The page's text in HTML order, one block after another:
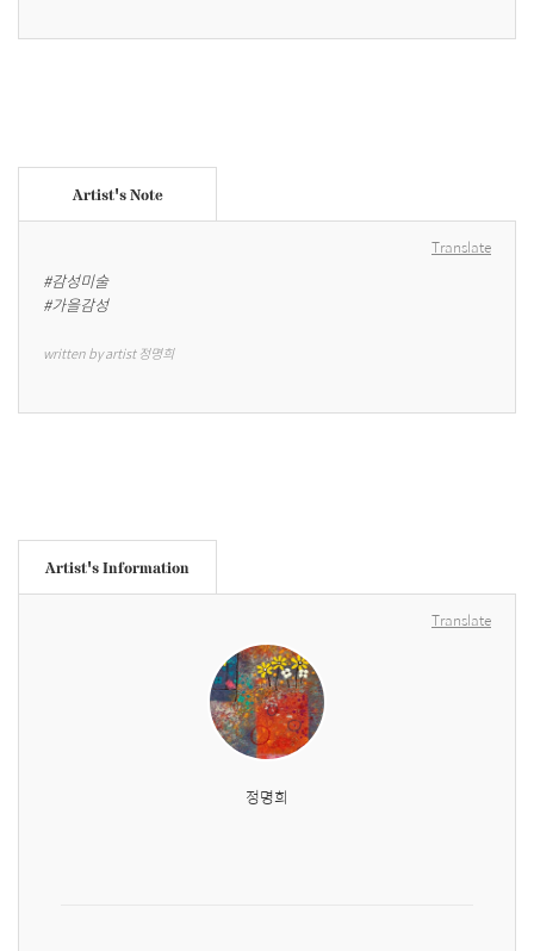
Artist's Note
Translate
#감성미술
#가을감성
written by artist 정명희
Artist's Information
Translate
정명희